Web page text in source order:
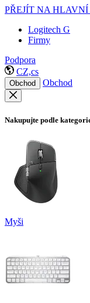
PŘEJÍT NA
Logitech G
Firmy
Podpora
CZ,cs
Obchod Obchod
Nakupujte podle
Myši